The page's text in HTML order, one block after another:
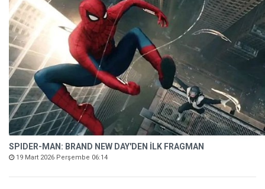
SPIDER-MAN: BRAND NEW DAY'DEN İLK FRAGMAN
19 Mart 2026 Perşembe 06:14